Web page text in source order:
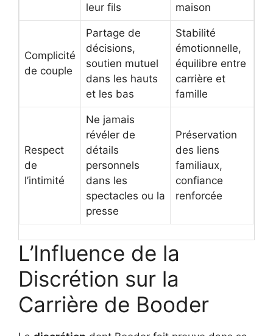
leur fils
maison
Complicité
de couple
Partage de
décisions,
soutien mutuel
dans les hauts
et les bas
Stabilité
émotionnelle,
équilibre entre
carrière et
famille
Respect
de
l’intimité
Ne jamais
révéler de
détails
personnels
dans les
spectacles ou la
presse
Préservation
des liens
familiaux,
confiance
renforcée
L’Influence de la
Discrétion sur la
Carrière de Booder